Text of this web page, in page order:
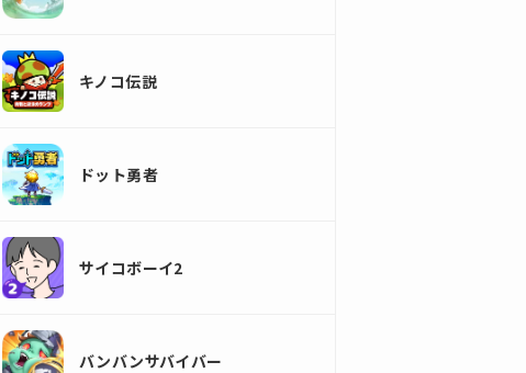
キノコ伝説
ドット勇者
サイコボーイ2
バンバンサバイバー